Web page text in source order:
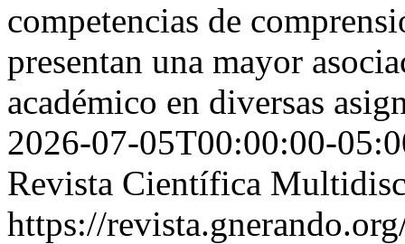
competencias de
presentan una mayor
académico en diversas
2026-07-05T00:00:00-
Revista Científica
https://